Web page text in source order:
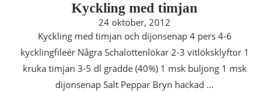
Kyckling med timjan
24 oktober, 2012
Kyckling med timjan och dijonsenap 4 pers 4-6
kycklingfileér Några Schalottenlökar 2-3 vitlöksklyftor 1
kruka timjan 3-5 dl grädde (40%) 1 msk buljong 1 msk
dijonsenap Salt Peppar Bryn hackad …